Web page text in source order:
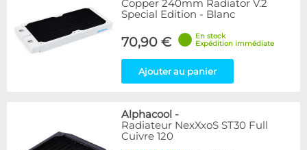
Copper 240mm Radiator V.2
Special Edition - Blanc
70,90 €
En stock
Expédition immédiate
Ajouter au panier
Alphacool -
Radiateur NexXxoS ST30 Full
Cuivre 120